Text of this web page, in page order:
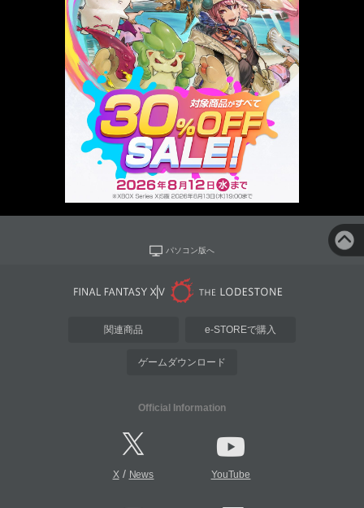
パソコン版へ
関連商品 e-STOREで購入
ゲームダウンロード
Official Information
X/ News YouTube